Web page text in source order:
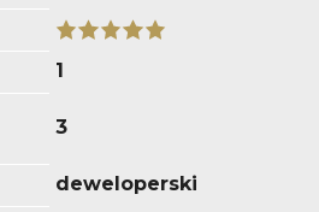
1
3
deweloperski